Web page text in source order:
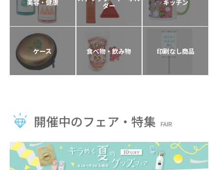
美容・健康 ダー キッチン
ケース 食べ物・飲み物 印刷なし商品
開催中のフェア・特集 FAIR